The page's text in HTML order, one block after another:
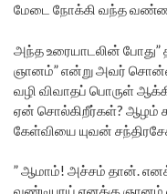
மேடை நோக்கி வந்த
அந்த உரையாடலின் போது”
ஞானம்” என்று அவர்
வழி விவாதப் பொருள்
ஏன் சொல்கிறீர்கள்? ஆழம்
கேள்வியை யுவன்
” ஆமாம்! அச்சம் தான்.
வண்டியாய் எனக்கு ஞானம்